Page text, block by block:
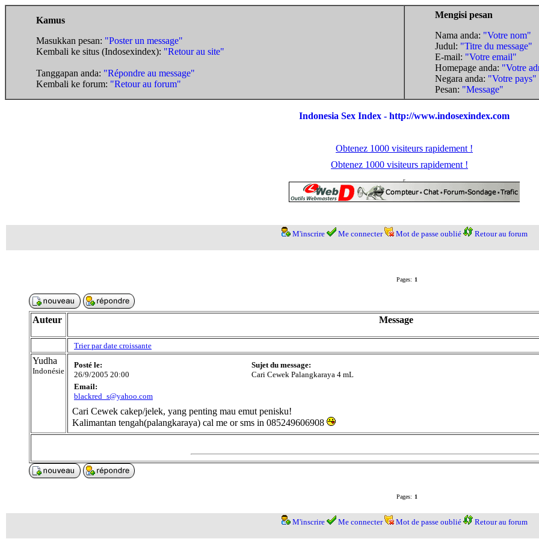
Kamus
Masukkan pesan: "Poster un message"
Kembali ke situs (Indosexindex): "Retour au site"
Tanggapan anda: "Répondre au message"
Kembali ke forum: "Retour au forum"
Mengisi pesan
Nama anda: "Votre nom"
Judul: "Titre du message"
E-mail: "Votre email"
Homepage anda: "Votre
Negara anda: "Votre pays"
Pesan: "Message"
Indonesia Sex Index - http://www.indosexindex.com
Obtenez 1000 visiteurs rapidement !
Obtenez 1000 visiteurs rapidement !
M'inscrire Me connecter Mot de passe oublié Retour au forum
Pages: 1
Auteur Message
Trier par date croissante
Yudha
Indonésie
Posté le:
26/9/2005 20:00
Sujet du message:
Cari Cewek Palangkaraya 4 mL
Email:
blackred_s@yahoo.com
Cari Cewek cakep/jelek, yang penting mau emut penisku!
Kalimantan tengah(palangkaraya) cal me or sms in 085249606908
Pages: 1
M'inscrire Me connecter Mot de passe oublié Retour au forum